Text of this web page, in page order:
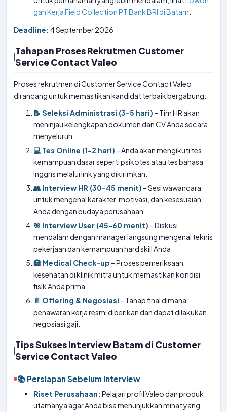
gan Kerja Field Collection PT Bank BRI di Batam
Deadline: 4 September 2026
Tahapan Proses Rekrutmen Customer
Service Contact Valeo
Proses rekrutmen di Customer Service Contact Valeo
dirancang untuk memastikan kandidat terbaik bergabung:
📝 Seleksi Administrasi (3-5 hari) – Tim HR akan
meninjau kelengkapan dokumen dan CV Anda secara
menyeluruh.
💻 Tes Online (1-2 hari) – Anda akan mengikuti tes
kemampuan dasar seperti psikotes atau tes bahasa
Inggris melalui link yang dikirimkan.
👥 Interview HR (30-45 menit) – Sesi wawancara
untuk mengenal karakter, motivasi, dan kesesuaian
Anda dengan budaya perusahaan.
🎯 Interview User (45-60 menit) – Diskusi
mendalam dengan manager langsung mengenai teknis
pekerjaan dan kemampuan hard skill Anda.
🏥 Medical Check-up – Proses pemeriksaan
kesehatan di klinik mitra untuk memastikan kondisi
fisik Anda prima.
📄 Offering & Negosiasi – Tahap final dimana
penawaran kerja resmi diberikan dan dapat dilakukan
negosiasi gaji.
Tips Sukses Interview Batam di Customer
Service Contact Valeo
📚 Persiapan Sebelum Interview
Riset Perusahaan: Pelajari profil Valeo dan produk
utamanya agar Anda bisa menunjukkan minat yang